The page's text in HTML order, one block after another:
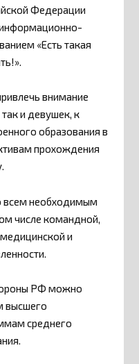
Федерации
информационно-
«Есть такая
внимание
и девушек, к
образования в
прохождения
всем необходимым
числе командной,
и
РФ можно
высшего
среднего